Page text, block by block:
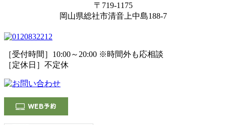
〒719-1175
岡山県総社市清音上中島188-7
［受付時間］10:00～20:00 ※時間外も応相談
［定休日］不定休